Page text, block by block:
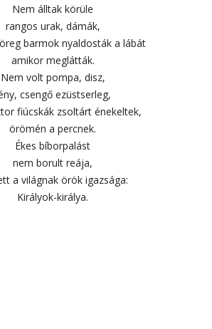
Nem álltak körüle
rangos urak, dámák,
barmok nyaldosták a lábát
amikor meglátták.
Nem volt pompa, disz,
csengő ezüstserleg,
fiúcskák zsoltárt énekeltek,
örömén a percnek.
Ékes bíborpalást
nem borult reája,
a világnak örök igazsága:
Királyok-királya.